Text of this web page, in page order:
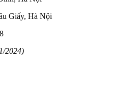
Giấy, Hà Nội
2024)